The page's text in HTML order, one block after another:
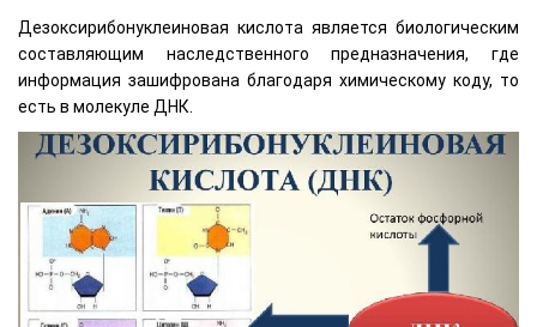
Дезоксирибонуклеиновая кислота является биологическим
составляющим наследственного предназначения, где
информация зашифрована благодаря химическому коду, то
есть в молекуле ДНК.